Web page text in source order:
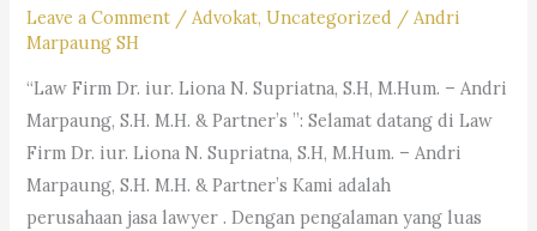
Leave a Comment / Advokat,Uncategorized / Andri
Marpaung SH
“Law Firm Dr. iur. Liona N. Supriatna, S.H, M.Hum. – Andri
Marpaung, S.H. M.H. & Partner’s ”: Selamat datang di Law
Firm Dr. iur. Liona N. Supriatna, S.H, M.Hum. – Andri
Marpaung, S.H. M.H. & Partner’s Kami adalah
perusahaan jasa lawyer . Dengan pengalaman yang luas